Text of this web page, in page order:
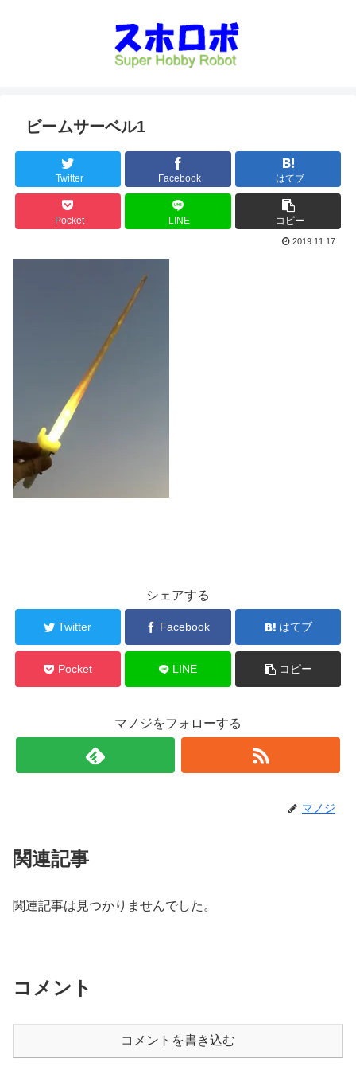
ビームサーベル1
Twitter Facebook はてブ
Pocket LINE コピー
2019.11.17
シェアする
Twitter Facebook はてブ
Pocket LINE コピー
マノジをフォローする
マノジ
関連記事
関連記事は見つかりませんでした。
コメント
コメントを書き込む